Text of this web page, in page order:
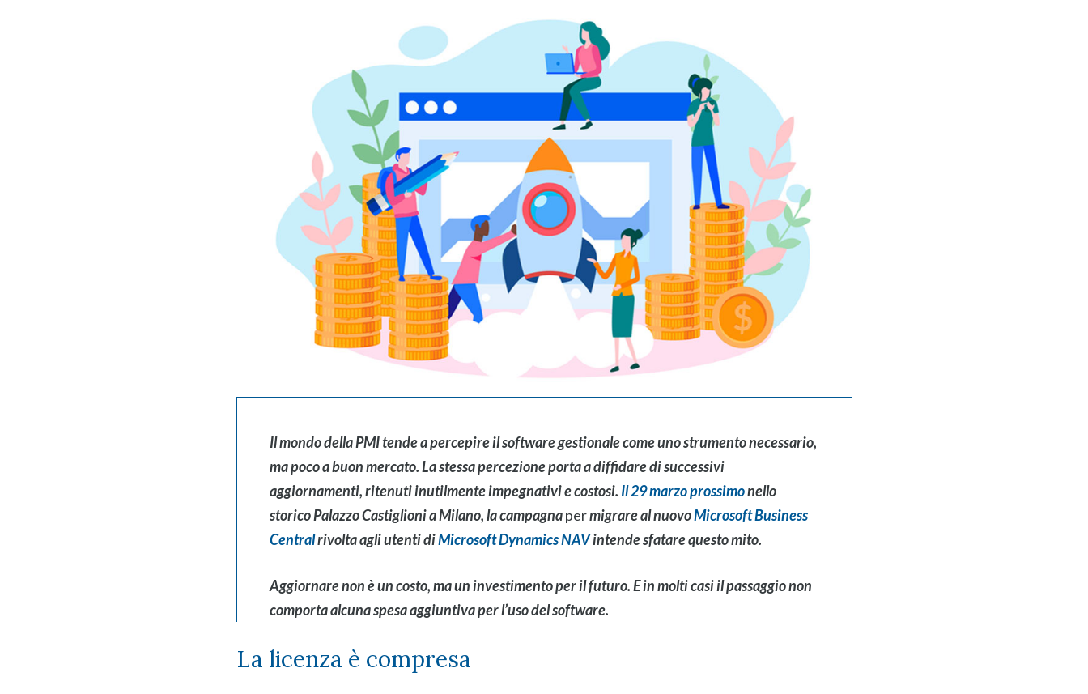
Il mondo della PMI tende a percepire il software gestionale come uno strumento necessario,
ma poco a buon mercato. La stessa percezione porta a diffidare di successivi
aggiornamenti, ritenuti inutilmente impegnativi e costosi. Il 29 marzo prossimonello
storico Palazzo Castiglioni a Milano, la campagnapermigrare al nuovoMicrosoft Business
Centralrivolta agli utenti diMicrosoft Dynamics NAVintende sfatare questo mito.
Aggiornare non è un costo, ma un investimento per il futuro. E in molti casi il passaggio non
comporta alcuna spesa aggiuntiva per l’uso del software.
La licenza è compresa